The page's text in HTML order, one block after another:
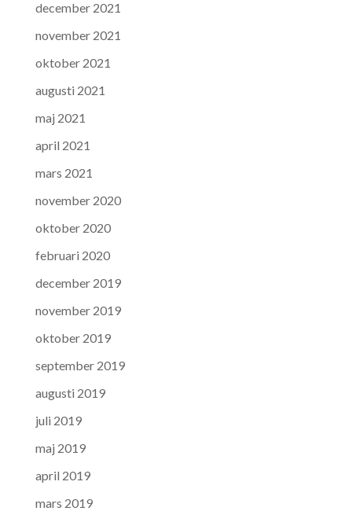
december 2021
november 2021
oktober 2021
augusti 2021
maj 2021
april 2021
mars 2021
november 2020
oktober 2020
februari 2020
december 2019
november 2019
oktober 2019
september 2019
augusti 2019
juli 2019
maj 2019
april 2019
mars 2019